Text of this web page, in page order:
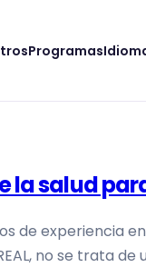
Programas
la salud
de experiencia
no se trata de